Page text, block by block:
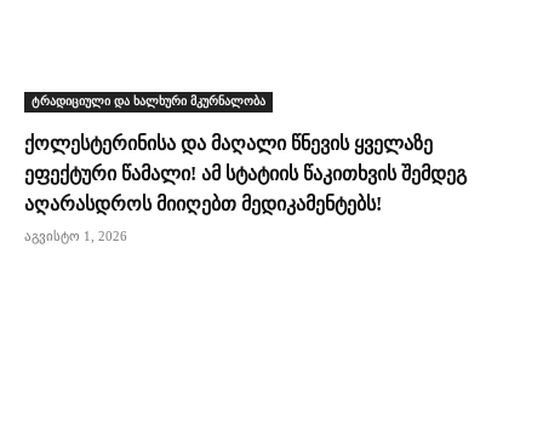
ტრადიციული და ხალხური მკურნალობა
ქოლესტერინისა და მაღალი წნევის ყველაზე
ეფექტური წამალი! ამ სტატიის წაკითხვის შემდეგ
აღარასდროს მიიღებთ მედიკამენტებს!
აგვისტო 1, 2026